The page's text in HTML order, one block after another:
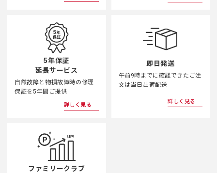
5年保証
延長サービス
自然故障と物損故障時の修理
保証を5年間ご提供
詳しく見る
即日発送
午前9時までに確認できたご注
文は当日出荷配送
詳しく見る
ファミリークラブ